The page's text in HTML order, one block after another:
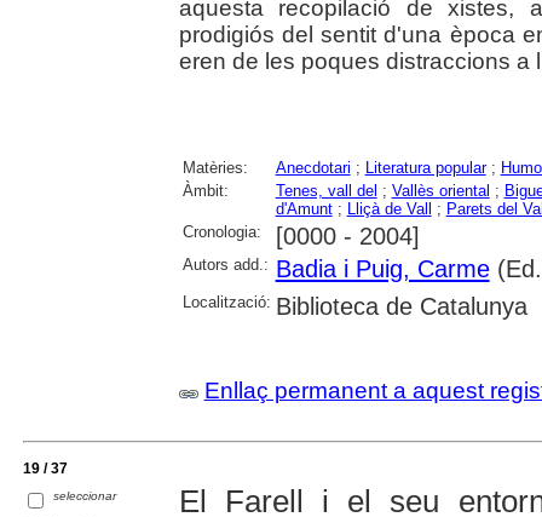
aquesta recopilació de xistes,
prodigiós del sentit d'una època
eren de les poques distraccions a
Matèries: Anecdotari ; Literatura popular;
Àmbit:
Tenes, vall del ; Vallès oriental ;
d'Amunt; Lliçà de Vall ; Parets del
Cronologia:
[0000 - 2004]
Autors add.: Badia i Puig, Carme
Localització: Biblioteca de Catalunya
Enllaç permanent a aquest
19 / 37
seleccionar
El Farell i el seu